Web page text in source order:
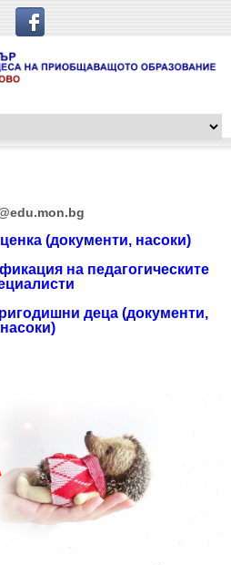
(документи, насоки)
на педагогическите
деца (документи,
насоки)